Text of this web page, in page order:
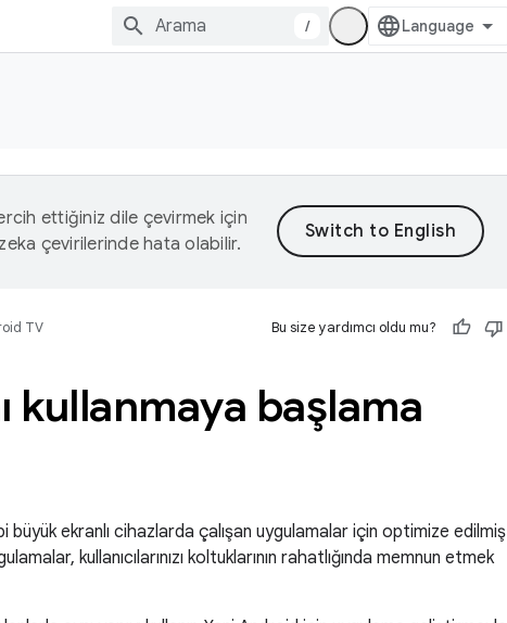
/
ettiğiniz dile çevirmek için
çevirilerinde hata olabilir.
TV Bu size yardımcı oldu mu?
kullanmaya başlama
ekranlı cihazlarda çalışan uygulamalar için optimize edilmiş
kullanıcılarınızı koltuklarının rahatlığında memnun etmek